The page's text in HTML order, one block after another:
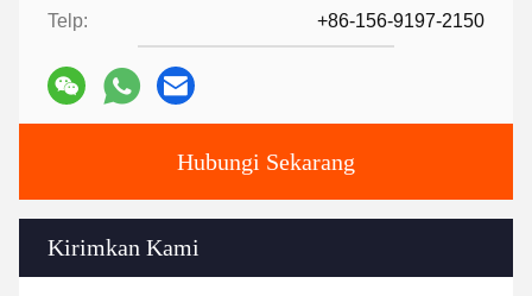
Telp: +86-156-9197-2150
Hubungi Sekarang
Kirimkan Kami